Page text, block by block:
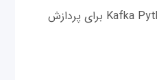
راهنمای به‌کارگیری Kafka Python برای پردازش